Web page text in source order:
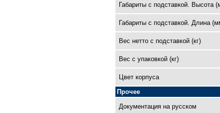
Габариты с подставкой. Высота
Габариты с подставкой. Длина
Вес нетто с подставкой (кг)
Вес с упаковкой (кг)
Цвет корпуса
Прочее
Документация на русском